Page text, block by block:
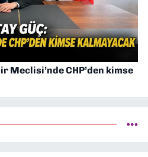
Meclisi’nde CHP’den kimse